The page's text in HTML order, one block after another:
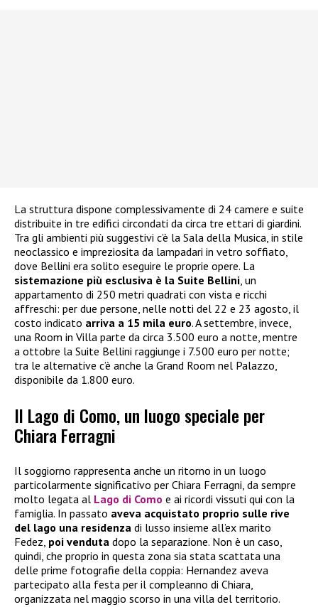
La struttura dispone complessivamente di 24 camere e suite
distribuite in tre edifici circondati da circa tre ettari di giardini.
Tra gli ambienti più suggestivi c’è la Sala della Musica, in stile
neoclassico e impreziosita da lampadari in vetro soffiato,
dove Bellini era solito eseguire le proprie opere. La
sistemazione più esclusiva è la Suite Bellini , un
appartamento di 250 metri quadrati con vista e ricchi
affreschi: per due persone, nelle notti del 22 e 23 agosto, il
costo indicato arriva a 15 mila euro. A settembre, invece,
una Room in Villa parte da circa 3.500 euro a notte, mentre
a ottobre la Suite Bellini raggiunge i 7.500 euro per notte;
tra le alternative c’è anche la Grand Room nel Palazzo,
disponibile da 1.800 euro.
Il Lago di Como, un luogo speciale per
Chiara Ferragni
Il soggiorno rappresenta anche un ritorno in un luogo
particolarmente significativo per Chiara Ferragni, da sempre
molto legata al Lago di Como e ai ricordi vissuti qui con la
famiglia. In passato aveva acquistato proprio sulle rive
del lago una residenza di lusso insieme all’ex marito
Fedez, poi venduta dopo la separazione. Non è un caso,
quindi, che proprio in questa zona sia stata scattata una
delle prime fotografie della coppia: Hernandez aveva
partecipato alla festa per il compleanno di Chiara,
organizzata nel maggio scorso in una villa del territorio.